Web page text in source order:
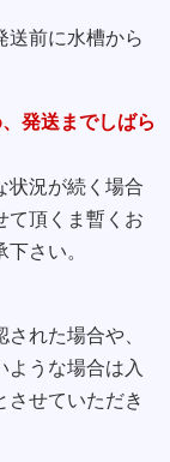
送前に水槽から
発送までしばら
状況が続く場合
て頂くま暫くお
さい。
れた場合や、
ような場合は入
させていただき